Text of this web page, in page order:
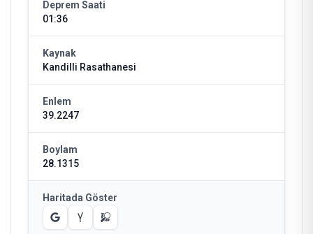
Deprem Saati
01:36
Kaynak
Kandilli Rasathanesi
Enlem
39.2247
Boylam
28.1315
Haritada Göster